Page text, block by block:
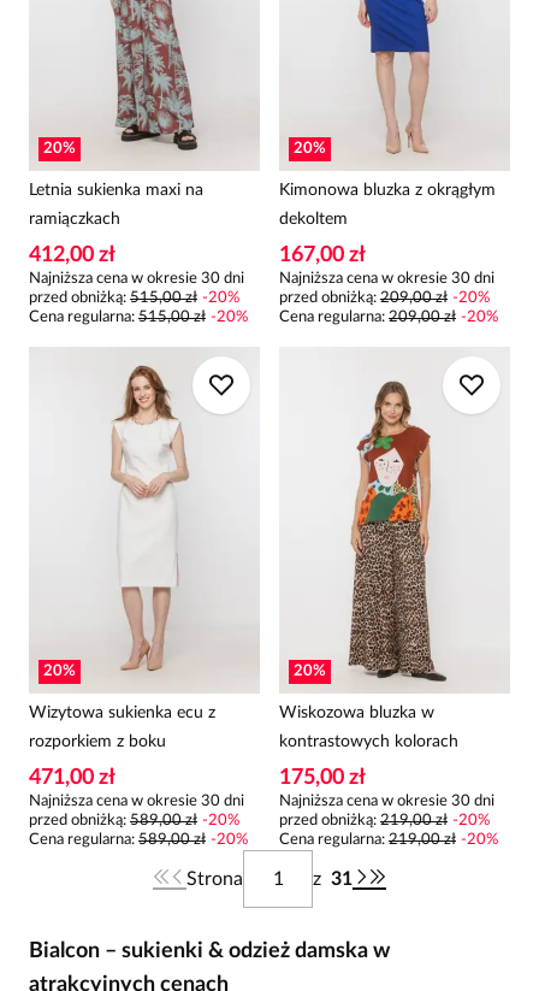
20%
Letnia sukienka maxi na
ramiączkach
412,00 zł
Najniższa cena w okresie 30 dni
przed obniżką: 515,00 zł -20%
Cena regularna: 515,00 zł -20%
20%
Kimonowa bluzka z okrągłym
dekoltem
167,00 zł
Najniższa cena w okresie 30 dni
przed obniżką: 209,00 zł -20%
Cena regularna: 209,00 zł -20%
20%
Wizytowa sukienka ecu z
rozporkiem z boku
471,00 zł
Najniższa cena w okresie 30 dni
przed obniżką: 589,00 zł -20%
Cena regularna: 589,00 zł -20%
20%
Wiskozowa bluzka w
kontrastowych kolorach
175,00 zł
Najniższa cena w okresie 30 dni
przed obniżką: 219,00 zł -20%
Cena regularna: 219,00 zł -20%
Strona z 31
Bialcon – sukienki & odzież damska w
atrakcyjnych cenach